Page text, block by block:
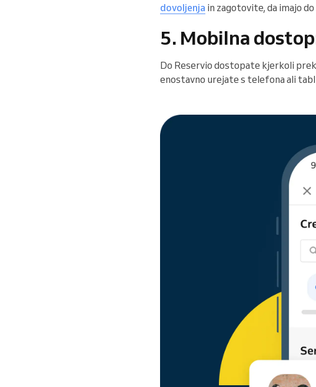
dovoljenja in zagotovite, da imajo
5. Mobilna
Do Reservio dostopate kjerkoli prek
enostavno urejate s telefona ali